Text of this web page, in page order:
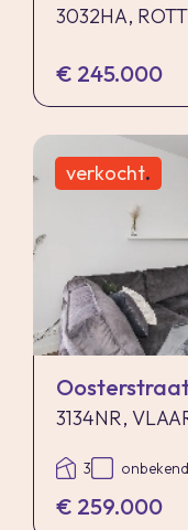
3032HA,
€ 245.000
verkocht.
3134NR,
3 onbekend
€ 259.000